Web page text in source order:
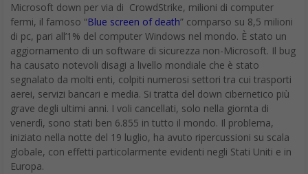
Microsoft down per via di CrowdStrike, milioni di computer
fermi, il famoso “Blue screen of death” comparso su 8,5 milioni
di pc, pari all’1% del computer Windows nel mondo. È stato un
aggiornamento di un software di sicurezza non-Microsoft. Il bug
ha causato notevoli disagi a livello mondiale che è stato
segnalato da molti enti, colpiti numerosi settori tra cui trasporti
aerei, servizi bancari e media. Si tratta del down cibernetico più
grave degli ultimi anni. I voli cancellati, solo nella giornta di
venerdì, sono stati ben 6.855 in tutto il mondo. Il problema,
iniziato nella notte del 19 luglio, ha avuto ripercussioni su scala
globale, con effetti particolarmente evidenti negli Stati Uniti e in
Europa.